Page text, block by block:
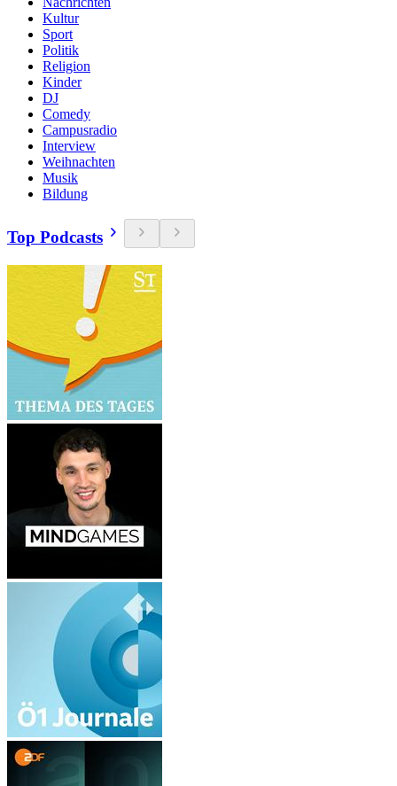
Kultur
Sport
Politik
Religion
Kinder
DJ
Comedy
Campusradio
Interview
Weihnachten
Musik
Bildung
Top Podcasts